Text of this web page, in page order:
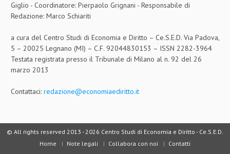
Giglio - Coordinatore: Pierpaolo Grignani - Responsabile di
Redazione: Marco Schiariti
a cura del Centro Studi di Economia e Diritto – Ce.S.E.D. Via Padova,
5 – 20025 Legnano (MI) – C.F. 92044830153 – ISSN 2282-3964
Testata registrata presso il Tribunale di Milano al n. 92 del 26
marzo 2013
Contattaci: redazione@economiaediritto.it
© All rights reserved 2013 -2026 Centro Studi di Economia e Diritto - Ce.S.E.D.
Home
Note legali Collabora con noi Contatti